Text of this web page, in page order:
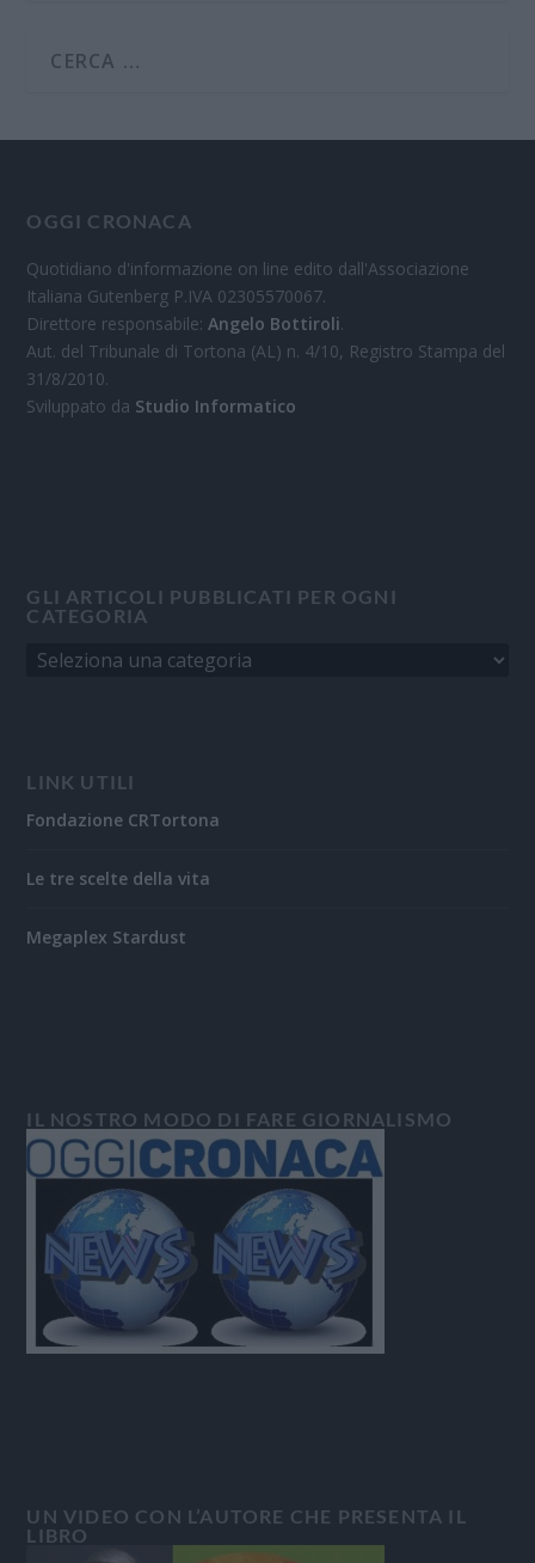
OGGI CRONACA
Quotidiano d'informazione on line edito dall'Associazione
Italiana Gutenberg P.IVA 02305570067.
Direttore responsabile:Angelo Bottiroli.
Aut. del Tribunale di Tortona (AL) n. 4/10, Registro Stampa del
31/8/2010.
Sviluppato da Studio Informatico
GLI ARTICOLI PUBBLICATI PER OGNI
CATEGORIA
LINK UTILI
Fondazione CRTortona
Le tre scelte della vita
Megaplex Stardust
IL NOSTRO MODO DI FARE GIORNALISMO
UN VIDEO CON L’AUTORE CHE PRESENTA IL
LIBRO